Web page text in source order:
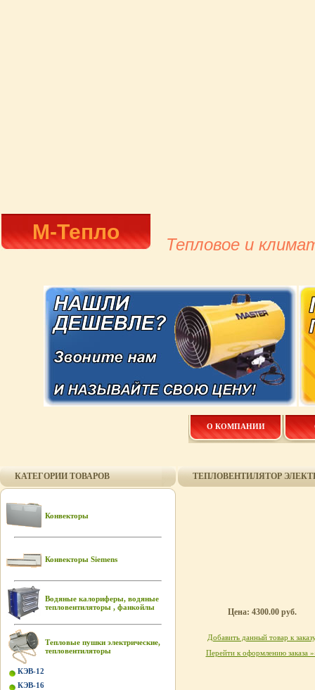
М-Тепло
Тепловое и
О КОМПАНИИ
КАТЕГОРИИ ТОВАРОВ
Конвекторы
Конвекторы Siemens
Водяные калориферы, водяные
тепловентиляторы , фанкойлы
Тепловые пушки электрические,
тепловентиляторы
КЭВ-12
КЭВ-16
ТЕПЛОВЕНТИЛЯТОР
Цена: 4300.00 руб.
Добавить данный товар к
Перейти к оформлению заказа